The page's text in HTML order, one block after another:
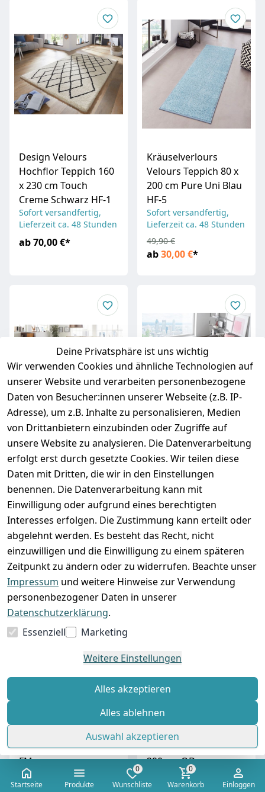
Design Velours
Hochflor Teppich 160
x 230 cm Touch
Creme Schwarz HF-1
Sofort versandfertig,
Lieferzeit ca. 48 Stunden
ab70,00 €*
Kräuselverlours
Velours Teppich 80 x
200 cm Pure Uni Blau
HF-5
Sofort versandfertig,
Lieferzeit ca. 48 Stunden
ab30,00 €*
49,90 €
Design Velours
Hochflor Teppich 160
x 230 cm Hash Creme
Schwarz HF-11
Sofort versandfertig,
Lieferzeit ca. 48 Stunden
ab 70,00 €
Design Velours
HochflorTeppich 160
x 230 cm Luna Creme
Grau HF-4
Sofort versandfertig,
Lieferzeit ca. 48 Stunden
ab 70,00 €
Schmutzfangmatte
Fußabtreter Türmatte
FM
Sofort versandfertig,
Lieferzeit ca. 48 Stunden
In- & Outdoor Design
Teppich Terrasse
Wintergarten 200 x
290 cm OD
Sofort versandfertig,
Lieferzeit ca. 48 Stunden
Startseite Produkte
0
Wunschliste
0
Warenkorb
Einloggen
Deine Privatsphäre ist uns wichtig
Wir verwenden Cookies und ähnliche Technologien auf
unserer Website und verarbeiten personenbezogene
Daten von Besucher:innen unserer Webseite (z.B. IP-
Adresse), um z.B. Inhalte zu personalisieren, Medien
von Drittanbietern einzubinden oder Zugriffe auf
unsere Website zu analysieren. Die Datenverarbeitung
erfolgt erst durch gesetzte Cookies. Wir teilen diese
Daten mit Dritten, die wir in den Einstellungen
benennen. Die Datenverarbeitung kann mit
Einwilligung oder aufgrund eines berechtigten
Interesses erfolgen. Die Zustimmung kann erteilt oder
abgelehnt werden. Es besteht das Recht, nicht
einzuwilligen und die Einwilligung zu einem späteren
Zeitpunkt zu ändern oder zu widerrufen. Beachte unser
Impressum und weitere Hinweise zur Verwendung
personenbezogener Daten in unserer
Datenschutzerklärung.
Essenziell
Marketing
Weitere Einstellungen
Alles akzeptieren
Alles ablehnen
Auswahl akzeptieren